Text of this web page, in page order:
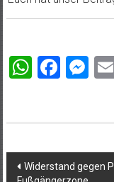
Widerstand gegen